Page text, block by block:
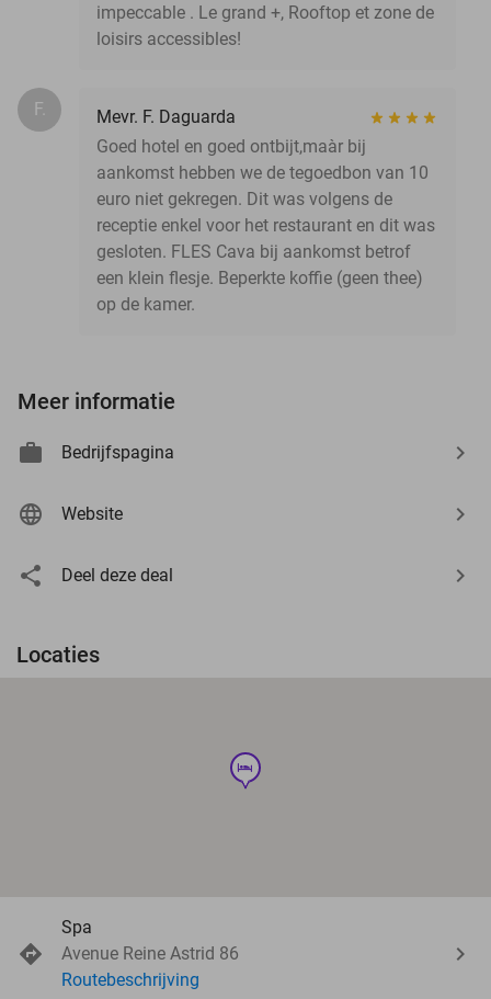
impeccable . Le grand +, Rooftop et zone de
loisirs accessibles!
F.
Mevr. F. Daguarda
Goed hotel en goed ontbijt,maàr bij
aankomst hebben we de tegoedbon van 10
euro niet gekregen. Dit was volgens de
receptie enkel voor het restaurant en dit was
gesloten. FLES Cava bij aankomst betrof
een klein flesje. Beperkte koffie (geen thee)
op de kamer.
Meer informatie
Bedrijfspagina
Website
Deel deze deal
Locaties
hotel
Spa
Avenue Reine Astrid 86
Routebeschrijving